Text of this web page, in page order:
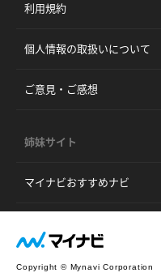
利用規約
個人情報の取扱いについて
ご意見・ご感想
姉妹サイト
マイナビおすすめナビ
Copyright © Mynavi Corporation